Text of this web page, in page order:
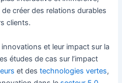
créer des relations durables
clients.
et leur impact sur la
études de cas sur l’impact
et destechnologies vertes,